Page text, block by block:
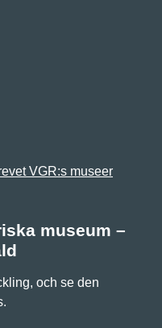
VGR:s museer
museum –
och se den